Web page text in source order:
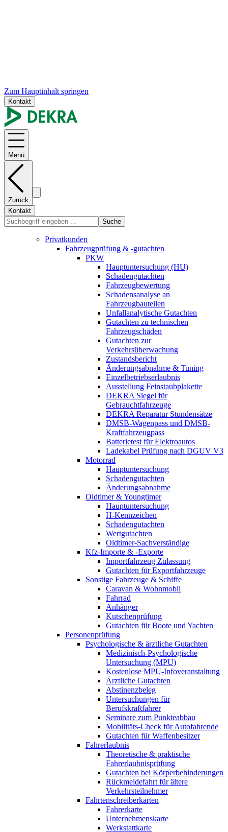
Zum Hauptinhalt springen
Kontakt
Menü
Zurück
Kontakt
Suche
Privatkunden
Fahrzeugprüfung & -gutachten
PKW
Hauptuntersuchung (HU)
Schadengutachten
Fahrzeugbewertung
Schadensanalyse an
Fahrzeugbauteilen
Unfallanalytische Gutachten
Gutachten zu technischen
Fahrzeugschäden
Gutachten zur
Verkehrsüberwachung
Zustandsbericht
Änderungsabnahme & Tuning
Einzelbetriebserlaubnis
Ausstellung Feinstaubplakette
DEKRA Siegel für
Gebrauchtfahrzeuge
DEKRA Reparatur Stundensätze
DMSB-Wagenpass und DMSB-
Kraftfahrzeugpass
Batterietest für Elektroautos
Ladekabel Prüfung nach DGUV V3
Motorrad
Hauptuntersuchung
Schadengutachten
Änderungsabnahme
Oldtimer & Youngtimer
Hauptuntersuchung
H-Kennzeichen
Schadengutachten
Wertgutachten
Oldtimer-Sachverständige
Kfz-Importe & -Exporte
Importfahrzeug Zulassung
Gutachten für Exportfahrzeuge
Sonstige Fahrzeuge & Schiffe
Caravan & Wohnmobil
Fahrrad
Anhänger
Kutschenprüfung
Gutachten für Boote und Yachten
Personenprüfung
Psychologische & ärztliche Gutachten
Medizinisch-Psychologische
Untersuchung (MPU)
Kostenlose MPU-Infoveranstaltung
Ärztliche Gutachten
Abstinenzbeleg
Untersuchungen für
Berufskraftfahrer
Seminare zum Punkteabbau
Mobilitäts-Check für Autofahrende
Gutachten für Waffenbesitzer
Fahrerlaubnis
Theoretische & praktische
Fahrerlaubnisprüfung
Gutachten bei Körperbehinderungen
Rückmeldefahrt für ältere
Verkehrsteilnehmer
Fahrtenschreiberkarten
Fahrerkarte
Unternehmenskarte
Werkstattkarte